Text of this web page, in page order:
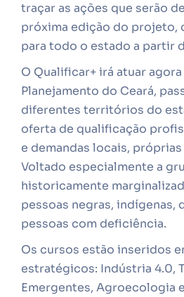
traçar as ações que serão
próxima edição do projeto,
para todo o estado a partir
O Qualificar+ irá atuar agora
Planejamento do Ceará,
diferentes territórios do
oferta de qualificação
e demandas locais,
Voltado especialmente a
historicamente
pessoas negras, indígenas,
pessoas com deficiência.
Os cursos estão inseridos
estratégicos: Indústria 4.0,
Emergentes, Agroecologia